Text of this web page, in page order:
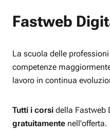
Fastweb
La scuola delle
competenze
lavoro in continua
Tutti i corsi della Fastweb
gratuitamente nell'offerta.